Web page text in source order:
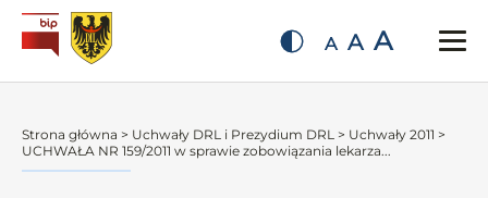
A A A
Strona główna > Uchwały DRL i Prezydium DRL > Uchwały 2011 >
UCHWAŁA NR 159/2011 w sprawie zobowiązania lekarza...